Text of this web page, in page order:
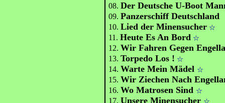
08.Der Deutsche U-Boot
09.Panzerschiff Deutschland
10.Lied der Minensucher ☆
11.Heute Es An Bord ☆
12.Wir Fahren Gegen
13.Torpedo Los ! ☆
14.Warte Mein Mädel ☆
15.Wir Ziechen Nach
16.Wo Matrosen Sind ☆
17.Unsere Minensucher ☆